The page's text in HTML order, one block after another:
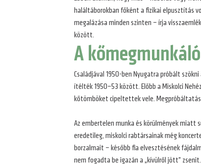
haláltáborokban főként a fizikai elpusztítás
megalázása minden szinten – írja
között.
A
Családjával 1950-ben Nyugatra próbált
ítélték 1950–53 között. Előbb a Miskolci
kőtömböket cipeltettek vele.
Az embertelen munka és körülmények miatt
eredetileg, miskolci rabtársainak még
borzalmait – később fia elvesztésének
nem fogadta be igazán a „kívülről jött” zsenit.